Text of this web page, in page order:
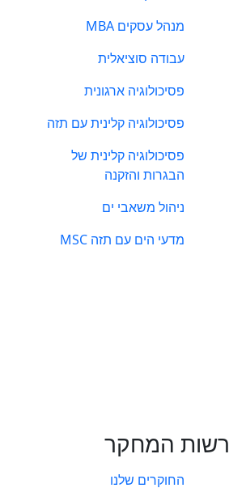
מנהל עסקים MBA
עבודה סוציאלית
פסיכולוגיה ארגונית
פסיכולוגיה קלינית עם תזה
פסיכולוגיה קלינית של
הבגרות והזקנה
ניהול משאבי ים
מדעי הים עם תזה MSC
רשות המחקר
החוקרים שלנו